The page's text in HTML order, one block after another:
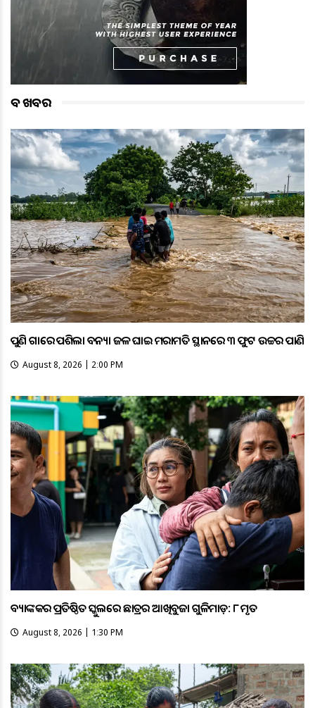
ବଡ ଖବର
ପୁଣି ଗାଁରେ ପଶିଲା ବନ୍ୟା ଜଳ ଘାଇ ମରାମତି ସ୍ଥାନରେ ୩ ଫୁଟ ଉଚ୍ଚର ପାଣି
August 8, 2026 | 2:00 PM
ବ୍ୟାଙ୍କକର ପ୍ରତିଷ୍ଠିତ ସ୍କୁଲରେ ଛାତ୍ରର ଆଖିବୁଜା ଗୁଳିମାଡ଼: ୮ ମୃତ
August 8, 2026 | 1:30 PM